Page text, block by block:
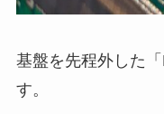
基盤を先程外した
す。